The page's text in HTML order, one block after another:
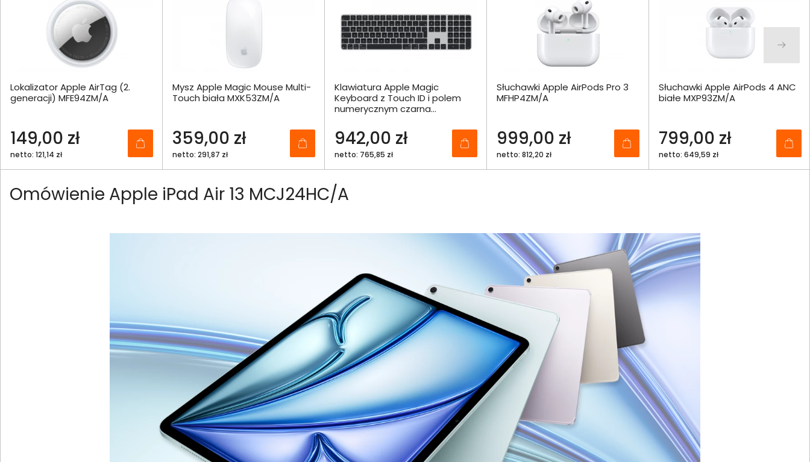
Lokalizator Apple AirTag (2.
generacji) MFE94ZM/A
149,00 zł
netto: 121,14 zł
Mysz Apple Magic Mouse Multi-
Touch biała MXK53ZM/A
359,00 zł
netto: 291,87 zł
Klawiatura Apple Magic
Keyboard z Touch ID i polem
numerycznym czarna
942,00 zł
netto: 765,85 zł
Słuchawki Apple AirPods Pro 3
MFHP4ZM/A
999,00 zł
netto: 812,20 zł
Słuchawki Apple AirPods 4 ANC
białe MXP93ZM/A
799,00 zł
netto: 649,59 zł
Omówienie Apple iPad Air 13 MCJ24HC/A